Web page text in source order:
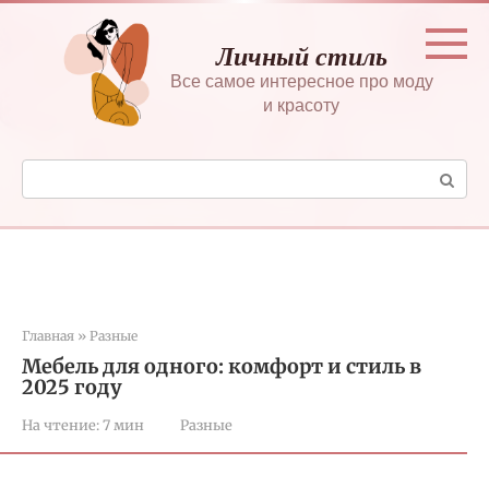
Перейти
контенту
Личный стиль
Все самое интересное про моду
и красоту
Поиск:
Главная » Разные
Мебель для одного: комфорт и стиль в
2025 году
На чтение:7 мин Разные